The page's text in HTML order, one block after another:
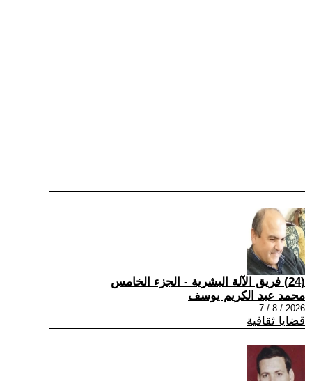
(24) فريق الآلة البشرية - الجزء الخامس
محمد عبد الكريم يوسف
2026 / 8 / 7
قضايا ثقافية